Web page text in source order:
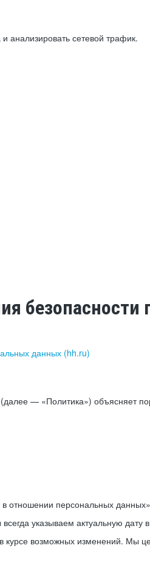
анализировать сетевой трафик.
данных (hh.ru)
— «Политика») объясняет
отношении персональных
указываем актуальную дату
курсе возможных изменений. Мы